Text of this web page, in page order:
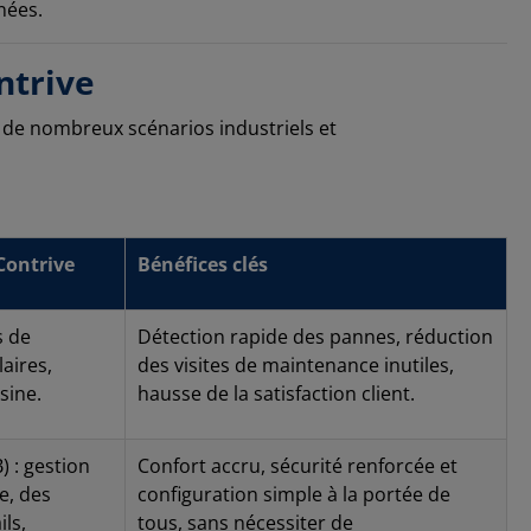
au
réseaux
de
une
est telle
le clavier
des
nombreux scénarios industriels et
Bénéfices clés
de
Détection rapide des pannes, réduction
des visites de maintenance inutiles,
hausse de la satisfaction client.
: gestion
des
Confort accru, sécurité renforcée et
configuration simple à la portée de
tous, sans nécessiter de